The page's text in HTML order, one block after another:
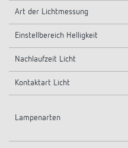
Art der Lichtmessung
Einstellbereich Helligkeit
Nachlaufzeit Licht
Kontaktart Licht
Lampenarten